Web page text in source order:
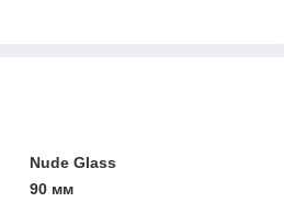
Nude Glass
90 мм